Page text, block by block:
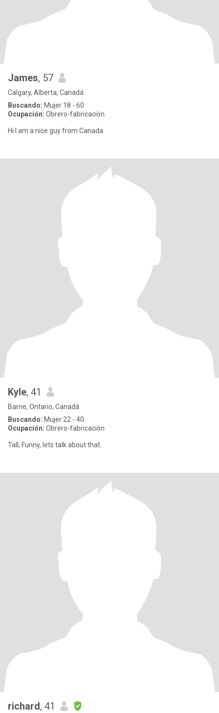
James, 57
Calgary, Alberta, Canadá
Buscando: Mujer 18 - 60
Ocupación: Obrero-fabricación
Hi I am a nice guy from Canada
Kyle, 41
Barrie, Ontario, Canadá
Buscando: Mujer 22 - 40
Ocupación: Obrero-fabricación
Tall, Funny, lets talk about that.
richard, 41